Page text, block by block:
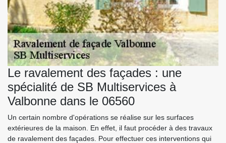
Le ravalement des façades : une
spécialité de SB Multiservices à
Valbonne dans le 06560
Un certain nombre d'opérations se réalise sur les surfaces
extérieures de la maison. En effet, il faut procéder à des travaux
de ravalement des façades. Pour effectuer ces interventions qui